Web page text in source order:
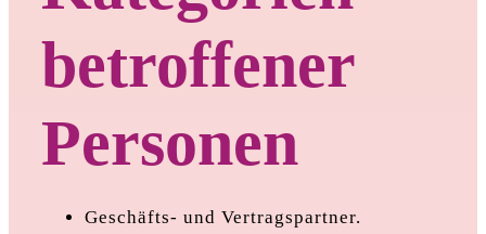
betroffener
Personen
Geschäfts- und Vertragspartner.